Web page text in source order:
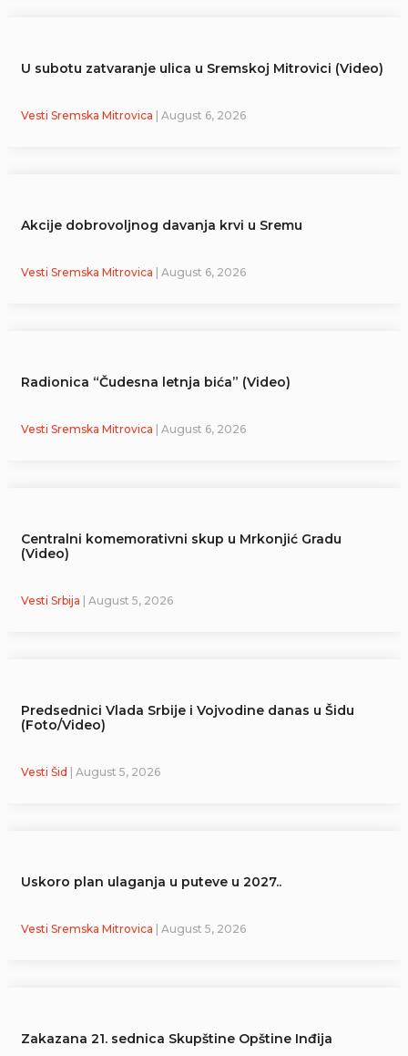
U subotu zatvaranje ulica u Sremskoj Mitrovici (Video)
Vesti Sremska Mitrovica | August 6, 2026
Akcije dobrovoljnog davanja krvi u Sremu
Vesti Sremska Mitrovica | August 6, 2026
Radionica “Čudesna letnja bića” (Video)
Vesti Sremska Mitrovica | August 6, 2026
Centralni komemorativni skup u Mrkonjić Gradu
(Video)
Vesti Srbija | August 5, 2026
Predsednici Vlada Srbije i Vojvodine danas u Šidu
(Foto/Video)
Vesti Šid | August 5, 2026
Uskoro plan ulaganja u puteve u 2027..
Vesti Sremska Mitrovica | August 5, 2026
Zakazana 21. sednica Skupštine Opštine Inđija